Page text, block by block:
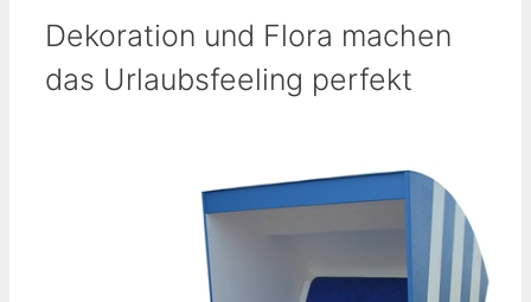
Dekoration und Flora machen
das Urlaubsfeeling perfekt